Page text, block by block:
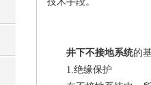
井下不接地系统的
1.绝缘保护